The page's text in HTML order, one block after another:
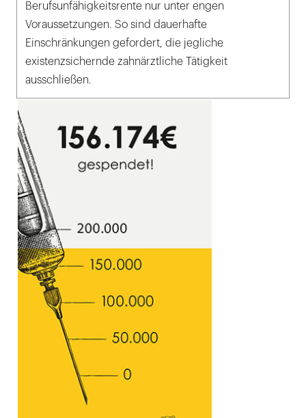
Berufsunfähigkeitsrente nur unter engen
Voraussetzungen. So sind dauerhafte
Einschränkungen gefordert, die jegliche
existenzsichernde zahnärztliche Tätigkeit
ausschließen.